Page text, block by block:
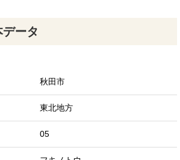
ータ
秋田市
東北地方
05